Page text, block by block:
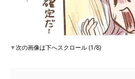
▼次の画像は下へスクロール (1/8)